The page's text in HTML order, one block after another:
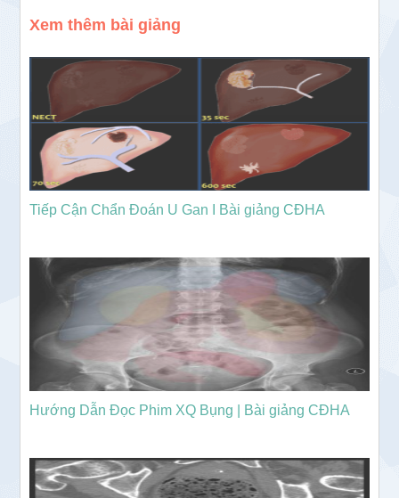
Xem thêm bài giảng
Tiếp Cận Chẩn Đoán U Gan I Bài giảng CĐHA
Hướng Dẫn Đọc Phim XQ Bụng | Bài giảng CĐHA